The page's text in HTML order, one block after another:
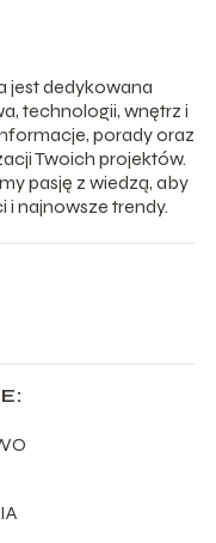
jest dedykowana
technologii, wnętrz i
porady oraz
Twoich projektów.
pasję z wiedzą, aby
najnowsze trendy.